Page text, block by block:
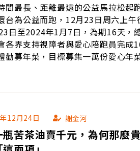
間最長、距離最遠的公益馬拉松
台為公益而跑，12月23日周六上
日至2024年1月7日，為期16天，
各界支持視障者與愛心陪跑員完成
勸募年菜，目標募集一萬份愛心年
12月24日 謝金河
瓶苦茶油賣千元，為何那麼